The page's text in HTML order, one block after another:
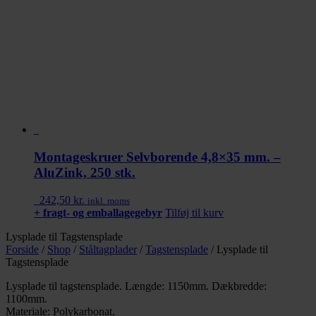
Montageskruer Selvborende 4,8×35 mm. –
AluZink, 250 stk.
242,50 kr. inkl. moms
+ fragt- og emballagegebyr Tilføj til kurv
Lysplade til Tagstensplade
Forside / Shop / Ståltagplader / Tagstensplade / Lysplade til
Tagstensplade
Lysplade til tagstensplade. Længde: 1150mm. Dækbredde:
1100mm.
Materiale: Polykarbonat.